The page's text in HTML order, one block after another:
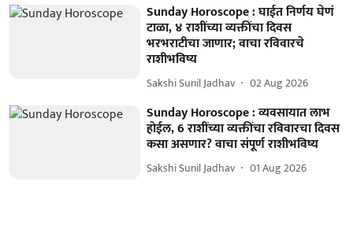
Sunday Horoscope : घाईत निर्णय घेणं
टाळा, ४ राशींच्या व्यक्तींचा दिवस
भरभराटीचा जाणार; वाचा रविवारचे
राशीभविष्य
Sakshi Sunil Jadhav 02 Aug 2026
Sunday Horoscope : व्यवसायात लाभ
होईल, 6 राशींच्या व्यक्तींचा रविवारचा दिवस
कसा असणार? वाचा संपूर्ण राशीभविष्य
Sakshi Sunil Jadhav 01 Aug 2026